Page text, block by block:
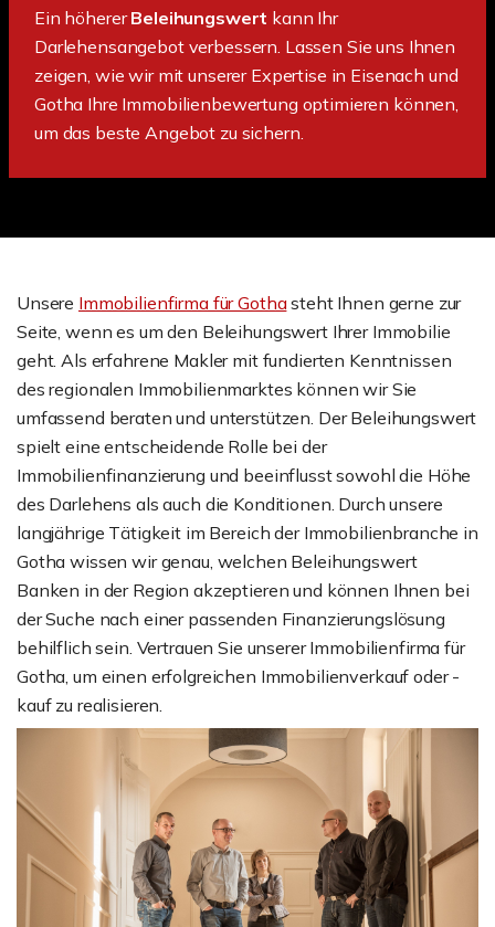
Ein höhererBeleihungswert kann Ihr
Darlehensangebot verbessern. Lassen Sie uns Ihnen
zeigen, wie wir mit unserer Expertise in Eisenach und
Gotha Ihre Immobilienbewertung optimieren können,
um das beste Angebot zu sichern.
Unsere Immobilienfirma für Gothasteht Ihnen gerne zur
Seite, wenn es um den Beleihungswert Ihrer Immobilie
geht. Als erfahrene Makler mit fundierten Kenntnissen
des regionalen Immobilienmarktes können wir Sie
umfassend beraten und unterstützen. Der Beleihungswert
spielt eine entscheidende Rolle bei der
Immobilienfinanzierung und beeinflusst sowohl die Höhe
des Darlehens als auch die Konditionen. Durch unsere
langjährige Tätigkeit im Bereich der Immobilienbranche in
Gotha wissen wir genau, welchen Beleihungswert
Banken in der Region akzeptieren und können Ihnen bei
der Suche nach einer passenden Finanzierungslösung
behilflich sein. Vertrauen Sie unserer Immobilienfirma für
Gotha, um einen erfolgreichen Immobilienverkauf oder -
kauf zu realisieren.